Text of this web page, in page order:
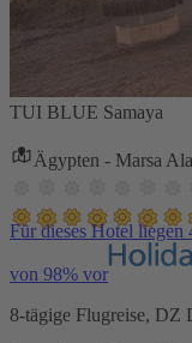
TUI BLUE Samaya
Ägypten - Marsa
Für dieses Hotel
von 98% vor
8-tägige Flugreise, DZ